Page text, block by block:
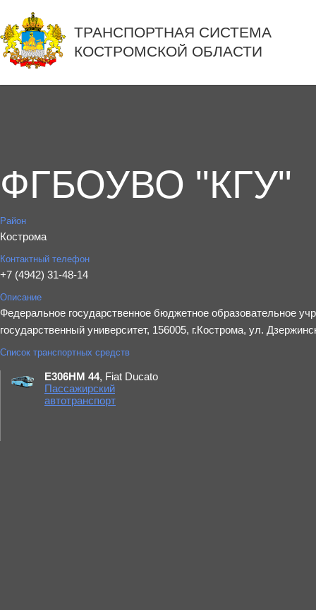
ТРАНСПОРТНАЯ СИСТЕМА
КОСТРОМСКОЙ ОБЛАСТИ
ФГБОУВО "КГУ"
Район
Кострома
Контактный телефон
+7 (4942) 31-48-14
Описание
Федеральное государственное бюджетное образовательное
государственный университет, 156005, г.Кострома, ул.
Список транспортных средств
Е306НМ 44, Fiat Ducato
Пассажирский
автотранспорт